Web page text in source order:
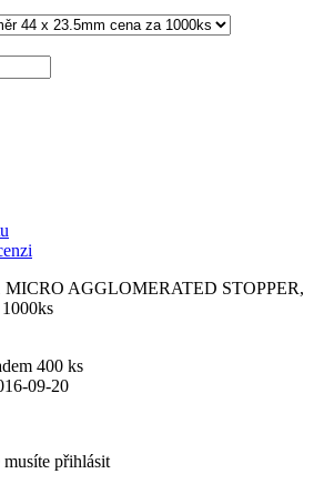
AGGLOMERATED STOPPER,
400 ks
09-20
musíte přihlásit